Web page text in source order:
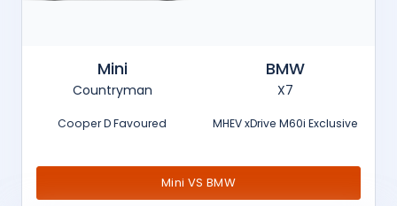
Mini
Countryman
Cooper D Favoured
BMW
X7
MHEV xDrive M60i Exclusive
Mini VS BMW